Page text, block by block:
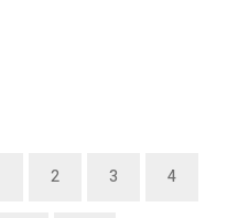
2 3 4